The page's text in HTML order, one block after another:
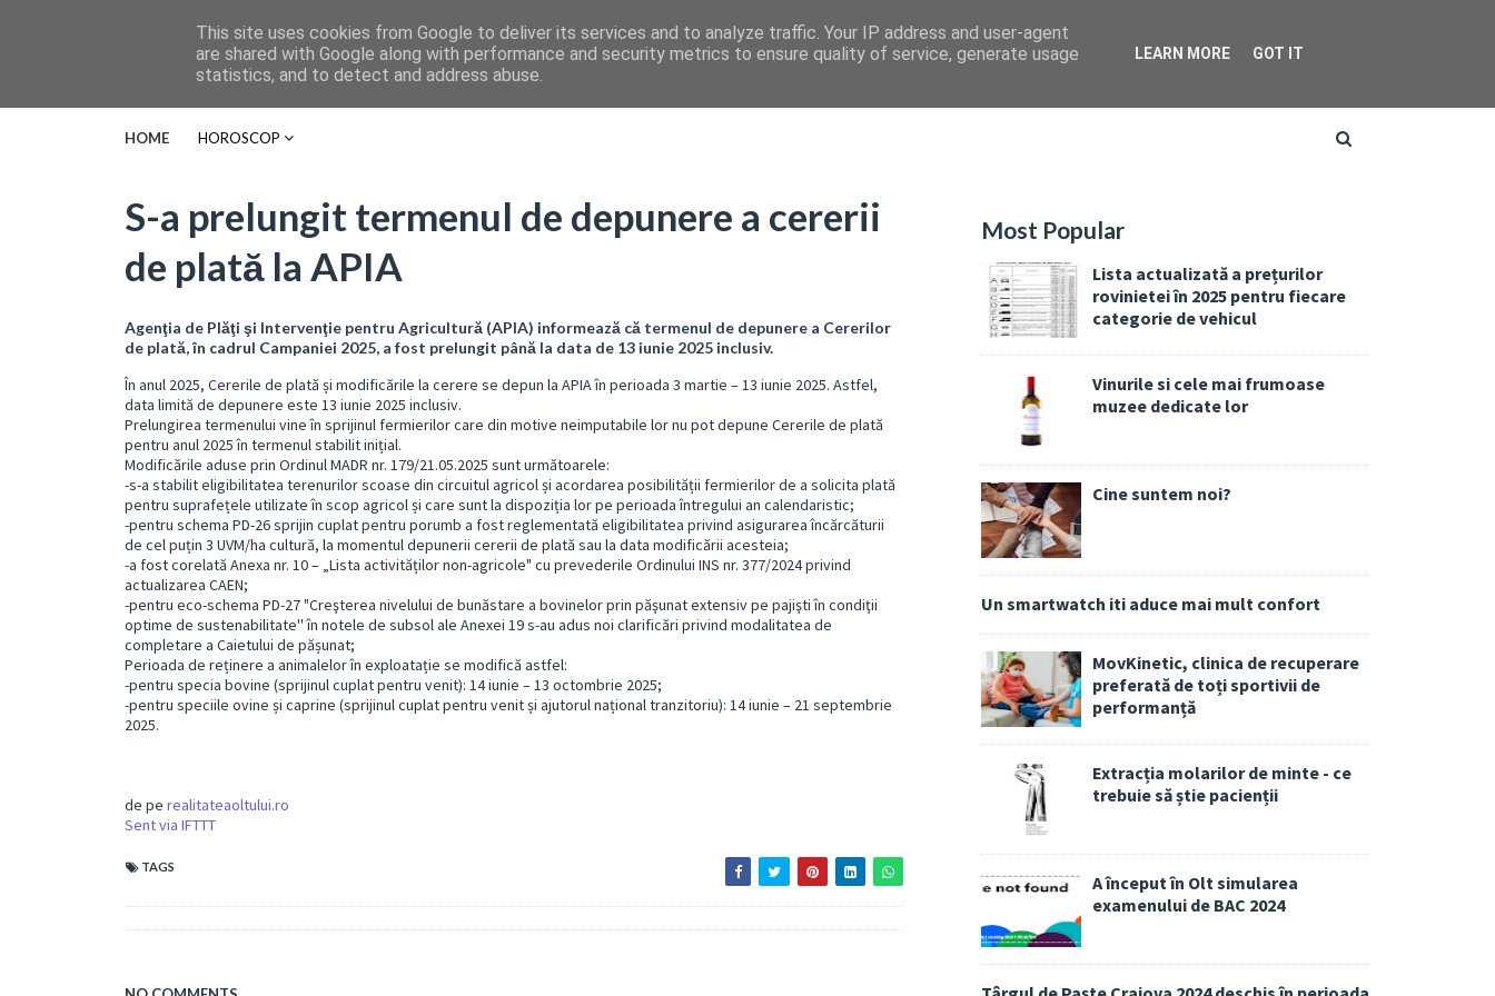
HOME HOROSCOP
S-a prelungit termenul de depunere a cererii
de plată la APIA
Agenţia de Plăţi şi Intervenţie pentru Agricultură (APIA) informează că termenul de depunere a Cererilor
de plată, în cadrul Campaniei 2025, a fost prelungit până la data de 13 iunie 2025 inclusiv.
În anul 2025, Cererile de plată și modificările la cerere se depun la APIA în perioada 3 martie – 13 iunie 2025. Astfel,
data limită de depunere este 13 iunie 2025 inclusiv.
Prelungirea termenului vine în sprijinul fermierilor care din motive neimputabile lor nu pot depune Cererile de plată
pentru anul 2025 în termenul stabilit inițial.
Modificările aduse prin Ordinul MADR nr. 179/21.05.2025 sunt următoarele:
-s-a stabilit eligibilitatea terenurilor scoase din circuitul agricol și acordarea posibilității fermierilor de a solicita plată
pentru suprafețele utilizate în scop agricol și care sunt la dispoziția lor pe perioada întregului an calendaristic;
-pentru schema PD-26 sprijin cuplat pentru porumb a fost reglementată eligibilitatea privind asigurarea încărcăturii
de cel puțin 3 UVM/ha cultură, la momentul depunerii cererii de plată sau la data modificării acesteia;
-a fost corelată Anexa nr. 10 – „Lista activităților non-agricole" cu prevederile Ordinului INS nr. 377/2024 privind
actualizarea CAEN;
-pentru eco-schema PD-27 "Creşterea nivelului de bunăstare a bovinelor prin păşunat extensiv pe pajişti în condiţii
optime de sustenabilitate'' în notele de subsol ale Anexei 19 s-au adus noi clarificări privind modalitatea de
completare a Caietului de pășunat;
Perioada de reținere a animalelor în exploatație se modifică astfel:
-pentru specia bovine (sprijinul cuplat pentru venit): 14 iunie – 13 octombrie 2025;
-pentru speciile ovine și caprine (sprijinul cuplat pentru venit și ajutorul național tranzitoriu): 14 iunie – 21 septembrie
2025.
de pe realitateaoltului.ro
Sent via IFTTT
TAGS
Most Popular
Lista actualizată a prețurilor
rovinietei în 2025 pentru fiecare
categorie de vehicul
Vinurile si cele mai frumoase
muzee dedicate lor
Cine suntem noi?
Un smartwatch iti aduce mai mult confort
MovKinetic, clinica de recuperare
preferată de toți sportivii de
performanță
Extracția molarilor de minte - ce
trebuie să știe pacienții
A început în Olt simularea
examenului de BAC 2024
This site uses cookies from Google to deliver its services and to analyze traffic. Your IP address and user-agent
are shared with Google along with performance and security metrics to ensure quality of service, generate usage
statistics, and to detect and address abuse.
LEARN MORE GOT IT